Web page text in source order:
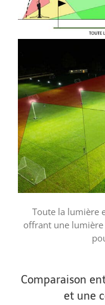
Toute la lumière
offrant une
Comparaison
et une